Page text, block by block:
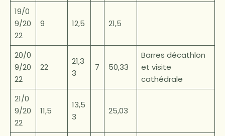
19/0
9/20
22
9 12,5 21,5
20/0
9/20
22
22
21,3
3
7 50,33
Barres décathlon
et visite
cathédrale
21/0
9/20
22
11,5
13,5
3
25,03